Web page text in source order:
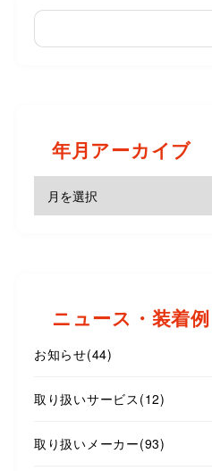
年月アーカイブ
ニュース・装着例
お知らせ(44)
取り扱いサービス (12)
取り扱いメーカー(93)